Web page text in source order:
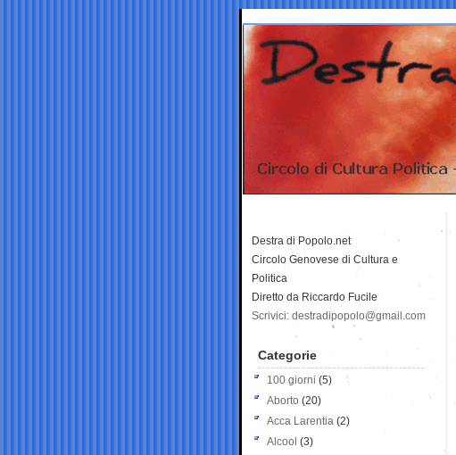
Destra di Popolo.net
Circolo Genovese di Cultura e
Politica
Diretto da Riccardo Fucile
Scrivici: destradipopolo@gmail.com
Categorie
100 giorni (5)
Aborto (20)
Acca Larentia (2)
Alcool (3)